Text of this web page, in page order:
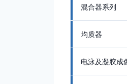
混合器系列
均质器
电泳及凝胶成